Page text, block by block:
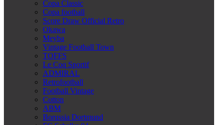
Copa Classic
Copa football
Score Draw Official Retro
Okawa
Meyba
Vintage Football Town
TOFFS
Le Coq Sportif
ADMIRAL
Retrofootball
Football Vintage
Cotton
ABM
Borussia Dortmund